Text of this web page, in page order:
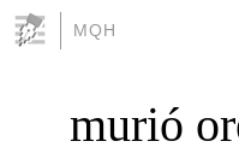
MQH
murió